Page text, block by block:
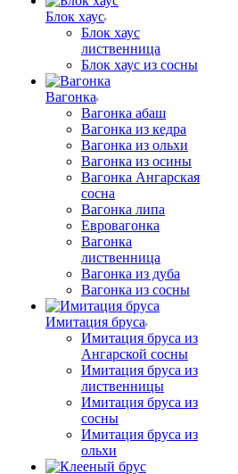
Блок хаус
Блок хаус
лиственница
Блок хаус из сосны
Вагонка
Вагонка абаш
Вагонка из кедра
Вагонка из ольхи
Вагонка из осины
Вагонка Ангарская
сосна
Вагонка липа
Евровагонка
Вагонка
лиственница
Вагонка из дуба
Вагонка из сосны
Имитация бруса
Имитация бруса из
Ангарской сосны
Имитация бруса из
лиственницы
Имитация бруса из
сосны
Имитация бруса из
ольхи